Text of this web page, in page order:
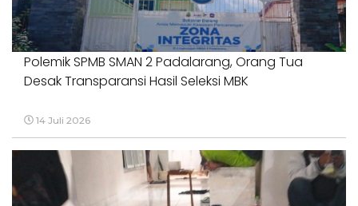
Polemik SPMB SMAN 2 Padalarang, Orang Tua
Desak Transparansi Hasil Seleksi MBK
14 Juli 2026